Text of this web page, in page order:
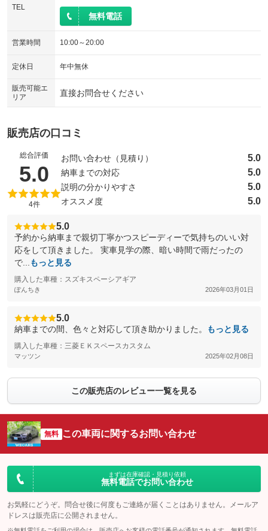
TEL
無料電話
営業時間 10:00～20:00
定休日 年中無休
販売可能エ
リア
直接お問合せください
販売店の口コミ
総合評価
5.0 （5点満点中）
4件
お問い合わせ（見積り） 5.0
納車までの対応 5.0
説明の分かりやすさ 5.0
オススメ度 5.0
5.0
予約から納車まで親切丁寧かつスピーディーで気持ちのいい対
応をして頂きました。 実車見学の際、暗い時間で雨だったの
で...
もっと見る
購入した車種：スズキスペーシアギア
ぽんちき 2026年03月01日
5.0
納車までの間、色々と対応して頂き助かりました。 もっと見る
購入した車種：三菱ＥＫスペースカスタム
マッツン 2025年02月08日
この販売店のレビュー一覧を見る
無料 この車両に関するお問い合わせ
まずは在庫確認・見積り依頼
無料電話でお問い合わせ
お気軽にどうぞ。問合せ後に何度もご連絡が届くことはありません。メールア
ドレスは販売店に公開されません。